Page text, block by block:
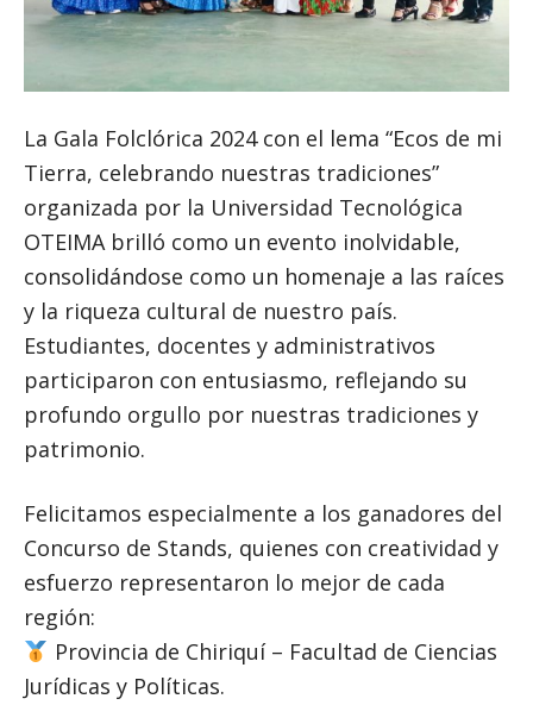
La Gala Folclórica 2024 con el lema “Ecos de mi
Tierra, celebrando nuestras tradiciones”
organizada por la Universidad Tecnológica
OTEIMA brilló como un evento inolvidable,
consolidándose como un homenaje a las raíces
y la riqueza cultural de nuestro país.
Estudiantes, docentes y administrativos
participaron con entusiasmo, reflejando su
profundo orgullo por nuestras tradiciones y
patrimonio.
Felicitamos especialmente a los ganadores del
Concurso de Stands, quienes con creatividad y
esfuerzo representaron lo mejor de cada
región:
Provincia de Chiriquí – Facultad de Ciencias
Jurídicas y Políticas.